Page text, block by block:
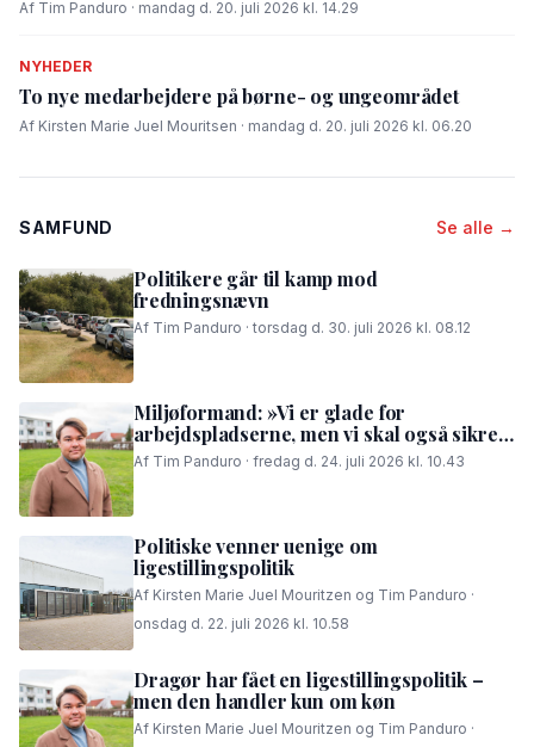
Af Tim Panduro · mandag d. 20. juli 2026 kl. 14.29
NYHEDER
To nye medarbejdere på børne- og ungeområdet
Af Kirsten Marie Juel Mouritsen · mandag d. 20. juli 2026 kl. 06.20
SAMFUND Se alle →
Politikere går til kamp mod
fredningsnævn
Af Tim Panduro · torsdag d. 30. juli 2026 kl. 08.12
Miljøformand: »Vi er glade for
arbejdspladserne, men vi skal også sikre,
at folk i området kan få en god nattesøvn«
Af Tim Panduro · fredag d. 24. juli 2026 kl. 10.43
Politiske venner uenige om
ligestillingspolitik
Af Kirsten Marie Juel Mouritzen og Tim Panduro ·
onsdag d. 22. juli 2026 kl. 10.58
Dragør har fået en ligestillingspolitik –
men den handler kun om køn
Af Kirsten Marie Juel Mouritzen og Tim Panduro ·